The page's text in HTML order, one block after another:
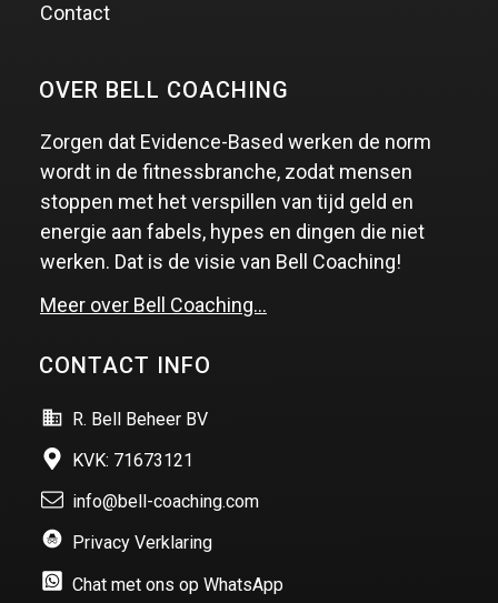
Contact
OVER BELL COACHING
Zorgen dat Evidence-Based werken de norm
wordt in de fitnessbranche, zodat mensen
stoppen met het verspillen van tijd geld en
energie aan fabels, hypes en dingen die niet
werken. Dat is de visie van Bell Coaching!
Meer over Bell Coaching…
CONTACT INFO
R. Bell Beheer BV
KVK: 71673121
info@bell-coaching.com
Privacy Verklaring
Chat met ons op WhatsApp